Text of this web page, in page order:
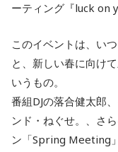
ーティング『luck on
このイベントは、い
と、新しい春に向け
いうもの。
番組DJの落合健太郎
ンド・ねぐせ。、さ
ン「Spring Meeting